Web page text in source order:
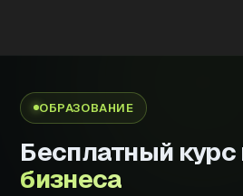
ОБРАЗОВАНИЕ
Бесплатный курс
бизнеса